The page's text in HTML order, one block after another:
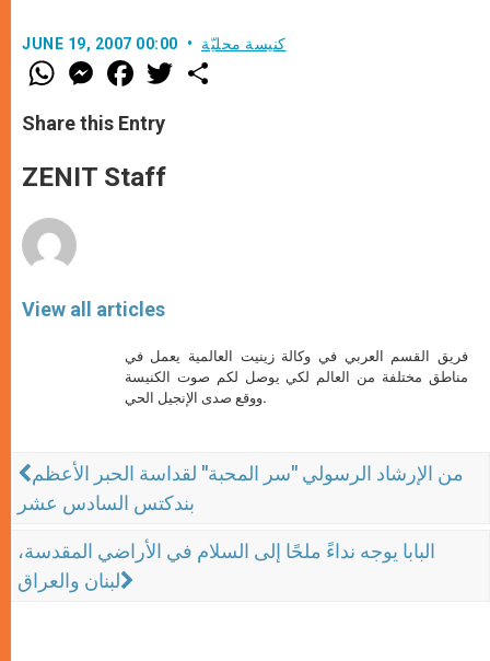
JUNE 19, 2007 00:00 كنيسة محليّة
W
h
t
s
p
p
M
e
s
e
g
e
F
a
e
b
o
k
w
Share this Entry
ZENIT Staff
View all articles
فريق القسم العربي في وكالة زينيت العالمية يعمل في
مناطق مختلفة من العالم لكي يوصل لكم صوت الكنيسة
ووقع صدى الإنجيل الحي.
من الإرشاد الرسولي "سر المحبة" لقداسة الحبر الأعظم
بندكتس السادس عشر
البابا يوجه نداءً ملحًا إلى السلام في الأراضي المقدسة،
لبنان والعراق